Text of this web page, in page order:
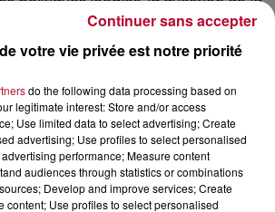
publiques se pose avec
sur l’eau, la lagune, le foncier
dans des temporalités
incompatibles avec le rythme des
exposé à de fortes contraintes
l’enjeu dépasse les clivages. Il
les décisions structurantes pourront
la durée ou si les alternances
votre vie privée est notre priorité
do the following data processing based on
legitimate interest: Store and/or access
Use limited data to select advertising; Create
advertising; Use profiles to select personalised
performance; Measure content
audiences through statistics or combinations
Develop and improve services; Create
content; Use profiles to select personalised
Continuer sans accepter